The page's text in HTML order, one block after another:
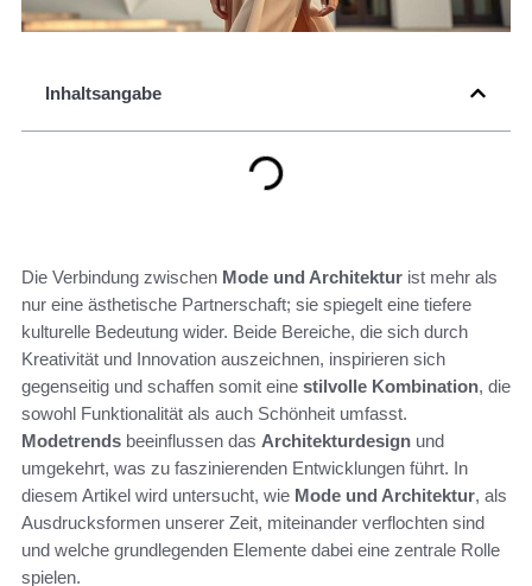
Inhaltsangabe
Die Verbindung zwischen Mode und Architektur ist mehr als
nur eine ästhetische Partnerschaft; sie spiegelt eine tiefere
kulturelle Bedeutung wider. Beide Bereiche, die sich durch
Kreativität und Innovation auszeichnen, inspirieren sich
gegenseitig und schaffen somit eine stilvolle Kombination, die
sowohl Funktionalität als auch Schönheit umfasst.
Modetrends beeinflussen das Architekturdesign und
umgekehrt, was zu faszinierenden Entwicklungen führt. In
diesem Artikel wird untersucht, wie Mode und Architektur, als
Ausdrucksformen unserer Zeit, miteinander verflochten sind
und welche grundlegenden Elemente dabei eine zentrale Rolle
spielen.